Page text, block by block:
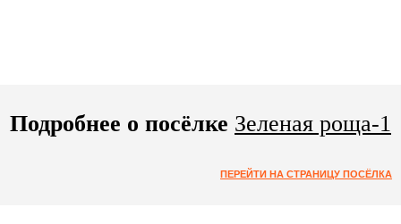
Подробнее о посёлке Зеленая роща-1
ПЕРЕЙТИ НА СТРАНИЦУ ПОСЁЛКА